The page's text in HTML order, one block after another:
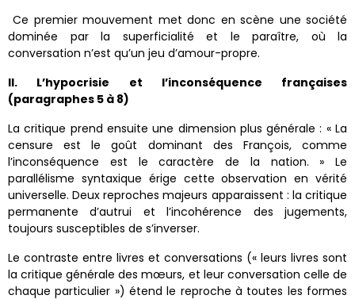
Ce premier mouvement met donc en scène une société
dominée par la superficialité et le paraître, où la
conversation n’est qu’un jeu d’amour-propre.
II. L’hypocrisie et l’inconséquence françaises
(paragraphes 5 à 8)
La critique prend ensuite une dimension plus générale : « La
censure est le goût dominant des François, comme
l’inconséquence est le caractère de la nation. » Le
parallélisme syntaxique érige cette observation en vérité
universelle. Deux reproches majeurs apparaissent : la critique
permanente d’autrui et l’incohérence des jugements,
toujours susceptibles de s’inverser.
Le contraste entre livres et conversations (« leurs livres sont
la critique générale des mœurs, et leur conversation celle de
chaque particulier ») étend le reproche à toutes les formes